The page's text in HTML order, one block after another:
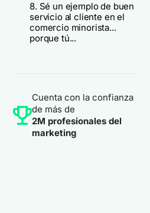
8. Sé un ejemplo de buen
servicio al cliente en el
comercio minorista...
porque tú...
Cuenta con la confianza
de más de
2M profesionales del
marketing